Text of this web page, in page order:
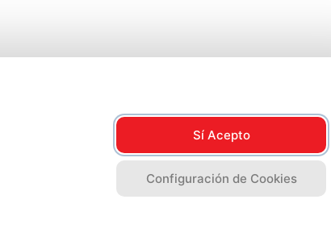
Sí Acepto
Configuración de Cookies